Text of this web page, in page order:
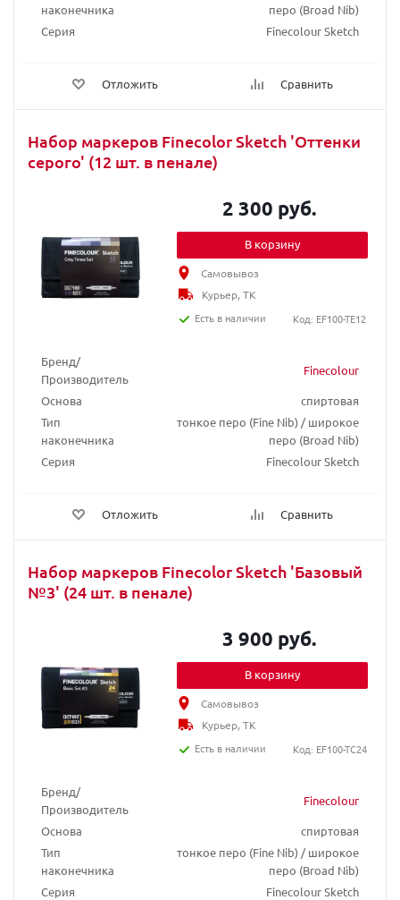
наконечника
перо (Broad Nib)
Серия
Finecolour Sketch
Отложить Сравнить
Набор маркеров Finecolor Sketch 'Оттенки
серого' (12 шт. в пенале)
Бренд/
Производитель
Finecolour
Основа
спиртовая
Тип
наконечника
тонкое перо (Fine Nib) / широкое
перо (Broad Nib)
Серия
Finecolour Sketch
Отложить Сравнить
2 300 руб.
В корзину
Самовывоз
Курьер, ТК
Есть в наличии
Код: EF100-TE12
Набор маркеров Finecolor Sketch 'Базовый
№3' (24 шт. в пенале)
Бренд/
Производитель
Finecolour
Основа
спиртовая
Тип
наконечника
тонкое перо (Fine Nib) / широкое
перо (Broad Nib)
Серия
Finecolour Sketch
3 900 руб.
В корзину
Самовывоз
Курьер, ТК
Есть в наличии
Код: EF100-TC24